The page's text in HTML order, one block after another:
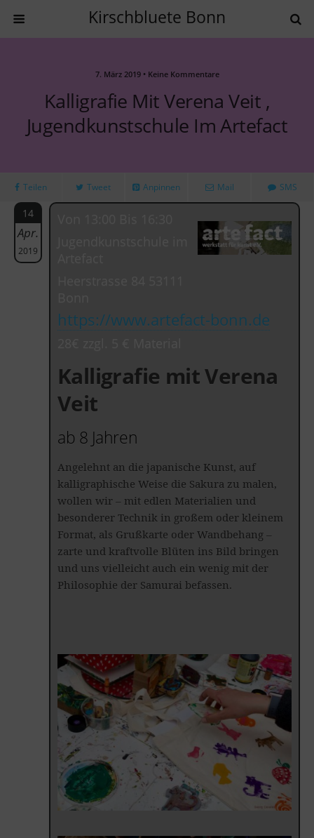
Kirschbluete Bonn
7. März 2019 • Keine Kommentare
Kalligrafie Mit Verena Veit ,
Jugendkunstschule Im Artefact
Teilen Tweet Anpinnen Mail SMS
14
Apr.
2019
https://www.artefact-bonn.de
Kalligrafie mit Verena
Veit
ab 8 Jahren
Angelehnt an die japanische Kunst, auf
kalligraphische Weise die Sakura zu malen,
wollen wir – mit edlen Materialien und
besonderer Technik in großem oder kleinem
Format, als Grußkarte oder Wandbehang –
zarte und kraftvolle Blüten ins Bild bringen
und uns vielleicht auch ein wenig mit der
Philosophie der Samurai befassen.